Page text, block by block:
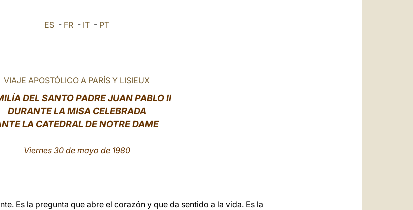
ES - FR - IT - PT
VIAJE APOSTÓLICO A PARÍS Y LISIEUX
DEL SANTO PADRE JUAN PABLO II
DURANTE LA MISA CELEBRADA
LA CATEDRAL DE NOTRE DAME
Viernes 30 de mayo de 1980
Es la pregunta que abre el corazón y que da sentido a la vida. Es la